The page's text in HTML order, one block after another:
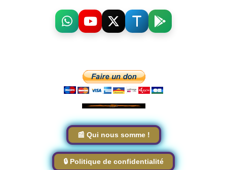
📰 Qui nous somme !
🔒 Politique de confidentialité